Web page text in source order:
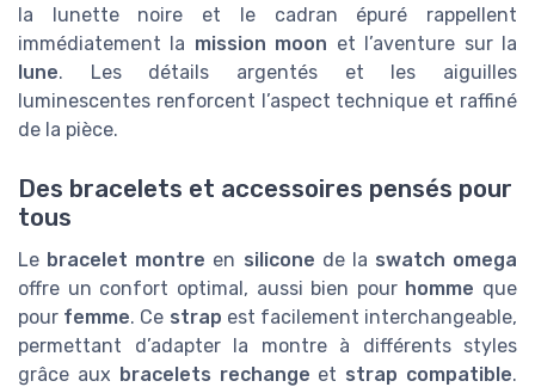
la lunette noire et le cadran épuré rappellent
immédiatement la mission moon et l’aventure sur la
lune. Les détails argentés et les aiguilles
luminescentes renforcent l’aspect technique et raffiné
de la pièce.
Des bracelets et accessoires pensés pour
tous
Le bracelet montre en silicone de la swatch omega
offre un confort optimal, aussi bien pour homme que
pour femme. Ce strap est facilement interchangeable,
permettant d’adapter la montre à différents styles
grâce aux bracelets rechange et strap compatible.